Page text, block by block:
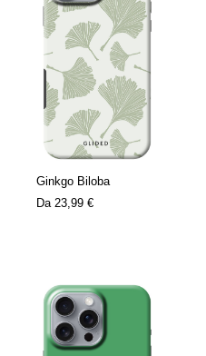
Ginkgo Biloba
Da 23,99 €